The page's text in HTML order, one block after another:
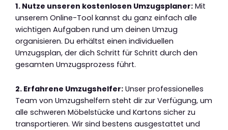
1. Nutze unseren kostenlosen Umzugsplaner: Mit
unserem Online-Tool kannst du ganz einfach alle
wichtigen Aufgaben rund um deinen Umzug
organisieren. Du erhältst einen individuellen
Umzugsplan, der dich Schritt für Schritt durch den
gesamten Umzugsprozess führt.
2. Erfahrene Umzugshelfer: Unser professionelles
Team von Umzugshelfern steht dir zur Verfügung, um
alle schweren Möbelstücke und Kartons sicher zu
transportieren. Wir sind bestens ausgestattet und